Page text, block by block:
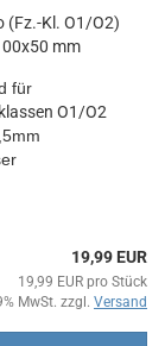
(Fz.-Kl. O1/O2)
mm
für
O1/O2
19,99 EUR
19,99 EUR pro Stück
MwSt. zzgl. Versand